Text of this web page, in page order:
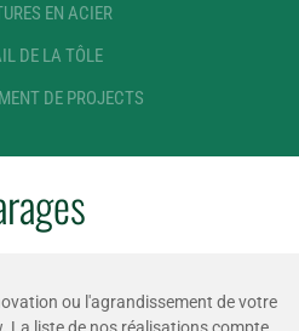
EN ACIER
DE LA TÔLE
DE PROJECTS
ou l'agrandissement de votre
La liste de nos réalisations compte